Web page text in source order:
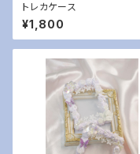
トレカケース
¥1,800